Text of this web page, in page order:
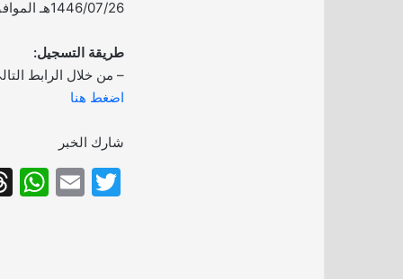
1446/07/26هـ الموافق 2025/01/26م.
طريقة التسجيل:
– من خلال الرابط
اضغط هنا
شارك الخبر
T
E
W